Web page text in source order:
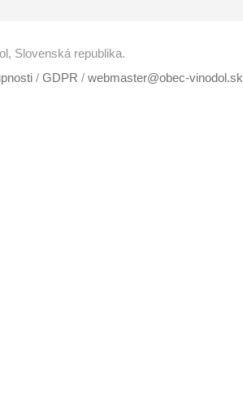
Slovenská republika.
/ GDPR / webmaster@obec-vinodol.sk